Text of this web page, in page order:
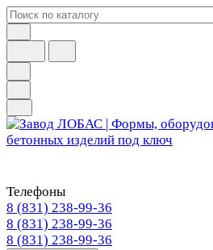
Телефоны
8 (831) 238-99-36
8 (831) 238-99-36
8 (831) 238-99-36